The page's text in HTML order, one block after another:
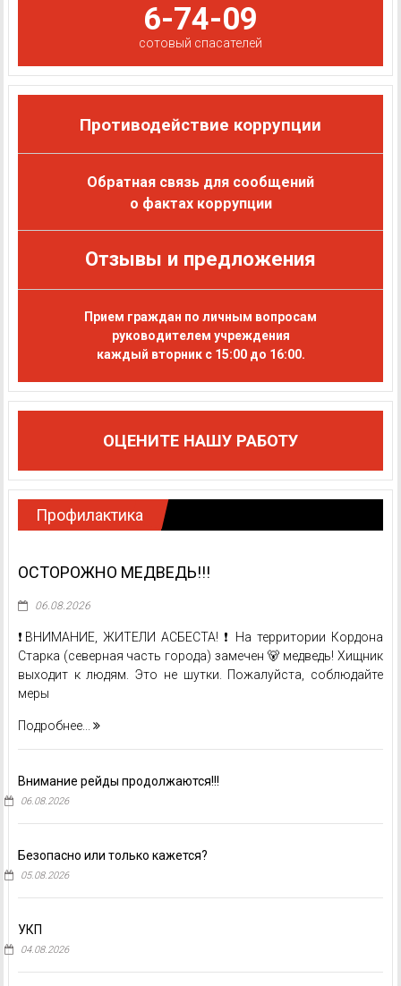
6-74-09
сотовый спасателей
Противодействие коррупции
Обратная связь для сообщений
о фактах коррупции
Отзывы и предложения
Прием граждан по личным вопросам
руководителем учреждения
каждый вторник с 15:00 до 16:00.
ОЦЕНИТЕ НАШУ РАБОТУ
Профилактика
ОСТОРОЖНО МЕДВЕДЬ!!!
06.08.2026
❗️ВНИМАНИЕ, ЖИТЕЛИ АСБЕСТА! ❗️ На территории Кордона
Старка (северная часть города) замечен 🐻 медведь! Хищник
выходит к людям. Это не шутки. Пожалуйста, соблюдайте
меры
Подробнее...
Внимание рейды продолжаются!!!
06.08.2026
Безопасно или только кажется?
05.08.2026
УКП
04.08.2026